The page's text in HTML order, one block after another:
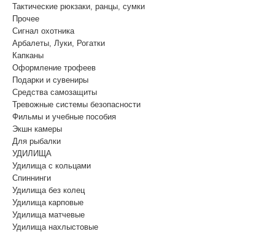
Тактические рюкзаки, ранцы, сумки
Прочее
Сигнал охотника
Арбалеты, Луки, Рогатки
Капканы
Оформление трофеев
Подарки и сувениры
Средства самозащиты
Тревожные системы безопасности
Фильмы и учебные пособия
Экшн камеры
Для рыбалки
УДИЛИЩА
Удилища с кольцами
Спиннинги
Удилища без колец
Удилища карповые
Удилища матчевые
Удилища нахлыстовые